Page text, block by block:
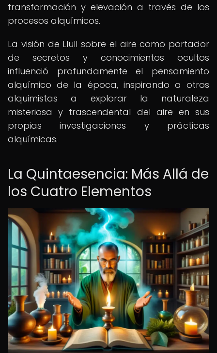
transformación y elevación a través de los
procesos alquímicos.
La visión de Llull sobre el aire como portador
de secretos y conocimientos ocultos
influenció profundamente el pensamiento
alquímico de la época, inspirando a otros
alquimistas a explorar la naturaleza
misteriosa y trascendental del aire en sus
propias investigaciones y prácticas
alquímicas.
La Quintaesencia: Más Allá de
los Cuatro Elementos